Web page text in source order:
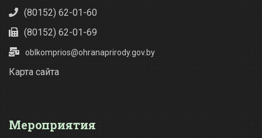
(80152) 62-01-60
(80152) 62-01-69
oblkomprios@ohranaprirody.gov.by
Карта сайта
Мероприятия